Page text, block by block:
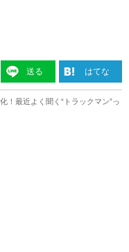
送る はてな
！最近よく聞く“トラックマン”っ